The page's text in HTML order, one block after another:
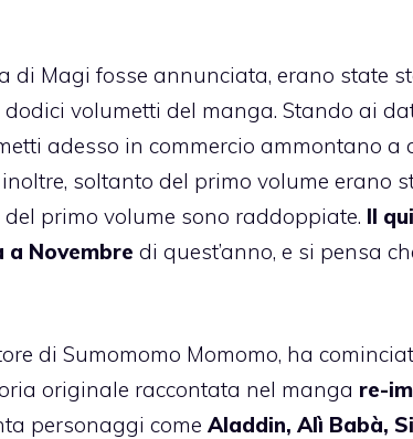
di Magi fosse annunciata, erano state
volumetti del manga. Stando ai
adesso in commercio ammontano a
soltanto del primo volume erano
primo volume sono raddoppiate. Il
a Novembre di quest’anno, e si pensa
di Sumomomo Momomo, ha
originale raccontata nel manga re-
personaggi come Aladdin, Alì Babà,